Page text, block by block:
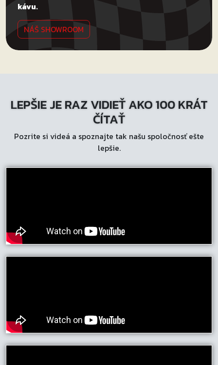
kávu.
NÁŠ SHOWROOM
LEPŠIE JE RAZ VIDIEŤ AKO 100 KRÁT
ČÍTAŤ
Pozrite si videá a spoznajte tak našu spoločnosť ešte
lepšie.